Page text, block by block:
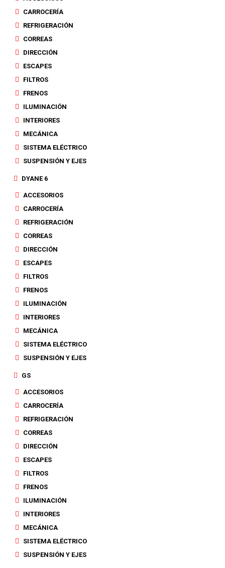
CARROCERÍA
REFRIGERACIÓN
CORREAS
DIRECCIÓN
ESCAPES
FILTROS
FRENOS
ILUMINACIÓN
INTERIORES
MECÁNICA
SISTEMA ELÉCTRICO
SUSPENSIÓN Y EJES
DYANE 6
ACCESORIOS
CARROCERÍA
REFRIGERACIÓN
CORREAS
DIRECCIÓN
ESCAPES
FILTROS
FRENOS
ILUMINACIÓN
INTERIORES
MECÁNICA
SISTEMA ELÉCTRICO
SUSPENSIÓN Y EJES
GS
ACCESORIOS
CARROCERÍA
REFRIGERACIÓN
CORREAS
DIRECCIÓN
ESCAPES
FILTROS
FRENOS
ILUMINACIÓN
INTERIORES
MECÁNICA
SISTEMA ELÉCTRICO
SUSPENSIÓN Y EJES